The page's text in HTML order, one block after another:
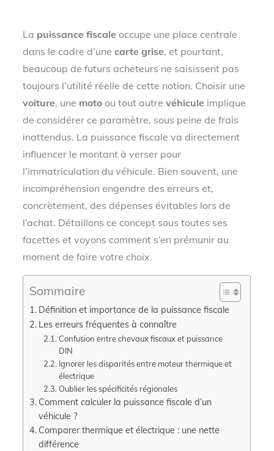
La puissance fiscale occupe une place centrale
dans le cadre d’unecarte grise, et pourtant,
beaucoup de futurs acheteurs ne saisissent pas
toujours l’utilité réelle de cette notion. Choisir une
voiture, une moto ou tout autrevéhicule implique
de considérer ce paramètre, sous peine de frais
inattendus. La puissance fiscale va directement
influencer le montant à verser pour
l’immatriculation du véhicule. Bien souvent, une
incompréhension engendre des erreurs et,
concrètement, des dépenses évitables lors de
l’achat. Détaillons ce concept sous toutes ses
facettes et voyons comment s’en prémunir au
moment de faire votre choix.
Sommaire
Définition et importance de la puissance fiscale
Les erreurs fréquentes à connaître
Confusion entre chevaux fiscaux et puissance
DIN
Ignorer les disparités entre moteur thermique et
électrique
Oublier les spécificités régionales
Comment calculer la puissance fiscale d’un
véhicule ?
Comparer thermique et électrique : une nette
différence